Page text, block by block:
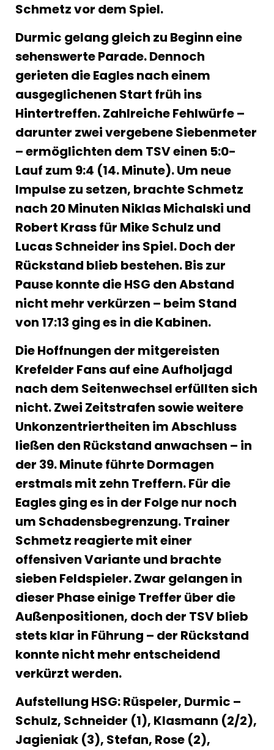
Schmetz vor dem Spiel.
Durmic gelang gleich zu Beginn eine
sehenswerte Parade. Dennoch
gerieten die Eagles nach einem
ausgeglichenen Start früh ins
Hintertreffen. Zahlreiche Fehlwürfe –
darunter zwei vergebene Siebenmeter
– ermöglichten dem TSV einen 5:0-
Lauf zum 9:4 (14. Minute). Um neue
Impulse zu setzen, brachte Schmetz
nach 20 Minuten Niklas Michalski und
Robert Krass für Mike Schulz und
Lucas Schneider ins Spiel. Doch der
Rückstand blieb bestehen. Bis zur
Pause konnte die HSG den Abstand
nicht mehr verkürzen – beim Stand
von 17:13 ging es in die Kabinen.
Die Hoffnungen der mitgereisten
Krefelder Fans auf eine Aufholjagd
nach dem Seitenwechsel erfüllten sich
nicht. Zwei Zeitstrafen sowie weitere
Unkonzentriertheiten im Abschluss
ließen den Rückstand anwachsen – in
der 39. Minute führte Dormagen
erstmals mit zehn Treffern. Für die
Eagles ging es in der Folge nur noch
um Schadensbegrenzung. Trainer
Schmetz reagierte mit einer
offensiven Variante und brachte
sieben Feldspieler. Zwar gelangen in
dieser Phase einige Treffer über die
Außenpositionen, doch der TSV blieb
stets klar in Führung – der Rückstand
konnte nicht mehr entscheidend
verkürzt werden.
Aufstellung HSG: Rüspeler, Durmic –
Schulz, Schneider (1), Klasmann (2/2),
Jagieniak (3), Stefan, Rose (2),